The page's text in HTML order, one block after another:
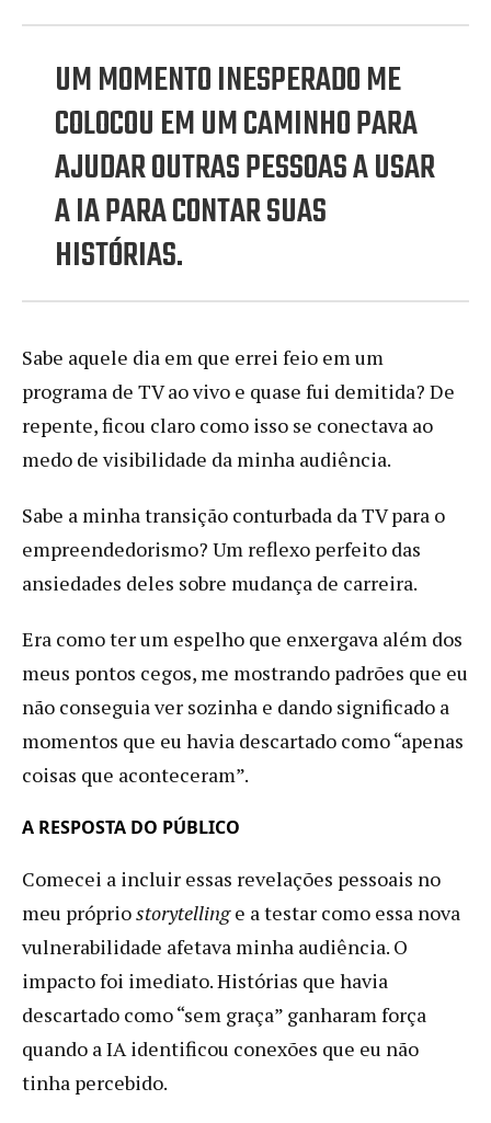
UM MOMENTO INESPERADO ME
COLOCOU EM UM CAMINHO PARA
AJUDAR OUTRAS PESSOAS A USAR
A IA PARA CONTAR SUAS
HISTÓRIAS.
Sabe aquele dia em que errei feio em um
programa de TV ao vivo e quase fui demitida? De
repente, ficou claro como isso se conectava ao
medo de visibilidade da minha audiência.
Sabe a minha transição conturbada da TV para o
empreendedorismo? Um reflexo perfeito das
ansiedades deles sobre mudança de carreira.
Era como ter um espelho que enxergava além dos
meus pontos cegos, me mostrando padrões que eu
não conseguia ver sozinha e dando significado a
momentos que eu havia descartado como “apenas
coisas que aconteceram”.
A RESPOSTA DO PÚBLICO
Comecei a incluir essas revelações pessoais no
meu própriostorytellinge a testar como essa nova
vulnerabilidade afetava minha audiência. O
impacto foi imediato. Histórias que havia
descartado como “sem graça” ganharam força
quando a IA identificou conexões que eu não
tinha percebido.